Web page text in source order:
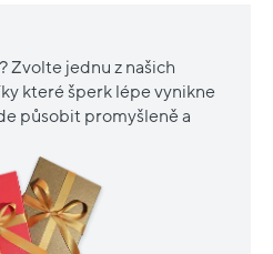
Zvolte jednu z našich
které šperk lépe vynikne
působit promyšleně a